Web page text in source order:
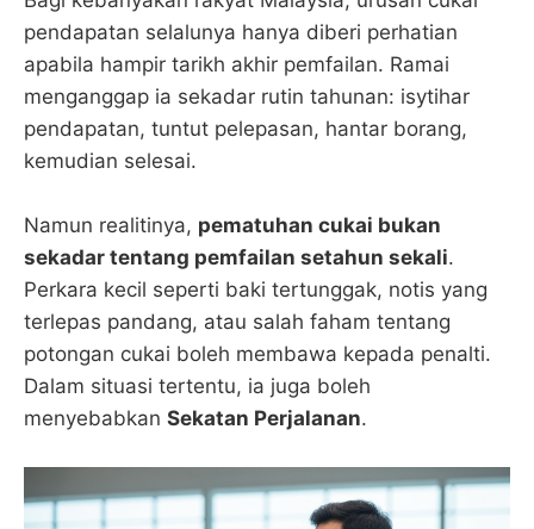
pendapatan selalunya hanya diberi perhatian
apabila hampir tarikh akhir pemfailan. Ramai
menganggap ia sekadar rutin tahunan: isytihar
pendapatan, tuntut pelepasan, hantar borang,
kemudian selesai.
Namun realitinya, pematuhan cukai bukan
sekadar tentang pemfailan setahun sekali.
Perkara kecil seperti baki tertunggak, notis yang
terlepas pandang, atau salah faham tentang
potongan cukai boleh membawa kepada penalti.
Dalam situasi tertentu, ia juga boleh
menyebabkan Sekatan Perjalanan.